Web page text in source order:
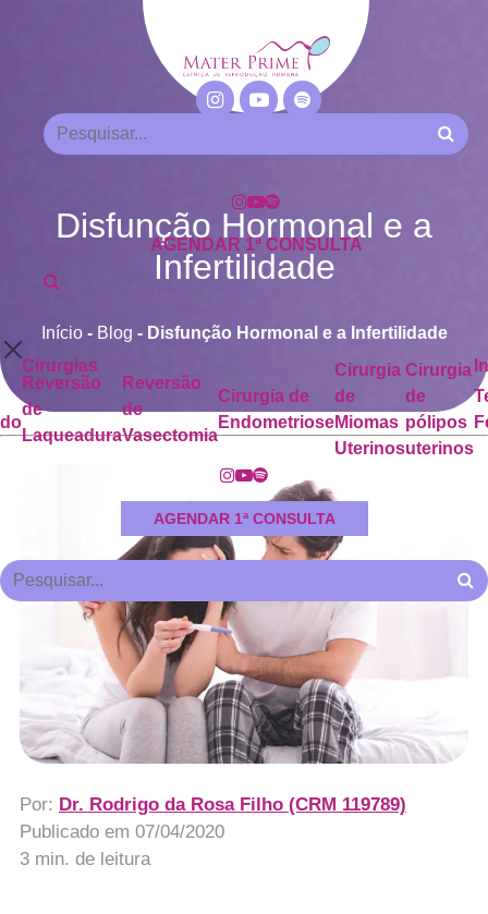
AGENDAR 1ª CONSULTA
Cirurgias
Reversão
de
Laqueadura
Reversão
de
Vasectomia
Cirurgia de
Endometriose
Cirurgia
de
Miomas
Uterinos
Cirurgia
de
pólipos
uterinos
AGENDAR 1ª CONSULTA
Disfunção Hormonal e a
Infertilidade
Início- Blog - Disfunção Hormonal e a Infertilidade
Por: Dr. Rodrigo da Rosa Filho (CRM 119789)
Publicado em 07/04/2020
3 min. de leitura